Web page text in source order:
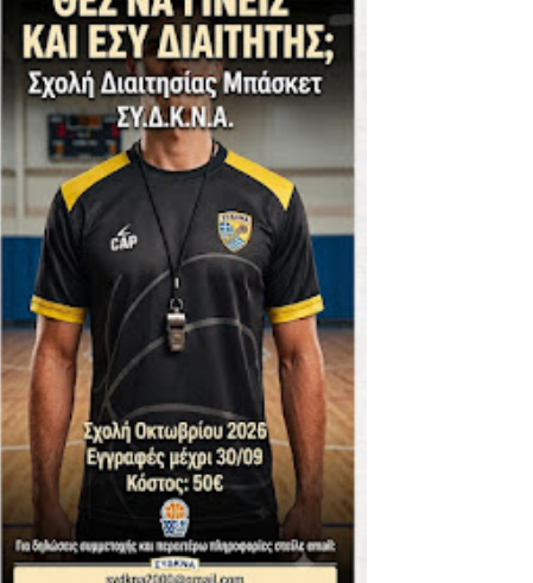
-ΕΘΝΙΚΟΣ ΛΑΓΥΝΩΝ
- Στον τελικό με Ερμή Αργ. νίκησε 72-54 το Πέρα
-ΠΕΡΑ (21.30)
στην Ένωση
-20 77-69 την φοβερή Προοδευτική